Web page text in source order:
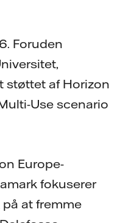
Foruden
støttet af Horizon
Use scenario
Europe-
fokuserer
at fremme